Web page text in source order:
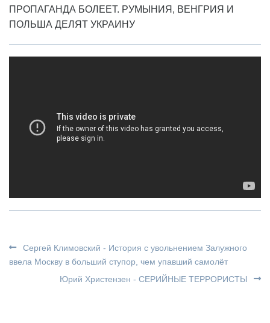
ПРОПАГАНДА БОЛЕЕТ. РУМЫНИЯ, ВЕНГРИЯ И
ПОЛЬША ДЕЛЯТ УКРАИНУ
Сергей Климовский - История с увольнением Залужного
ввела Москву в больший ступор, чем упавший самолёт
Юрий Христензен - СЕРИЙНЫЕ ТЕРРОРИСТЫ